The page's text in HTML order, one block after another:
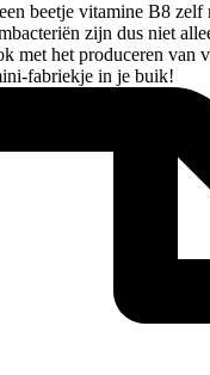
beetje vitamine B8
zijn dus niet
met het produceren van
fabriekje in je buik!